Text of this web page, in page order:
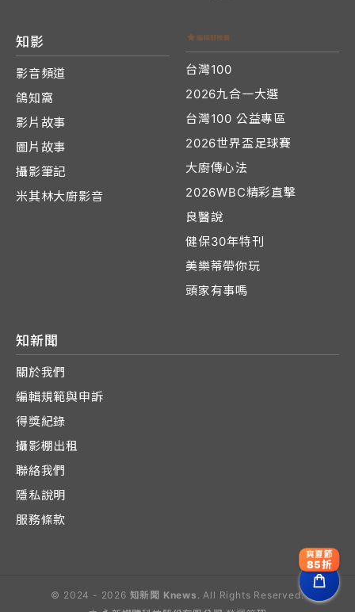
知影
影音頻道
鴿知窩
影片故事
圖片故事
攝影筆記
米其林大廚影音
台灣100
2026九合一大選
台灣100 公益專區
2026世界盃足球賽
大廚傳心法
2026WBC精彩直擊
良醫說
健保30年特刊
美樂蒂帶你玩
頭家有事嗎
知新聞
關於我們
編輯規範與申訴
得獎紀錄
攝影棚出租
聯絡我們
隱私說明
服務條款
© 2024 - 2026 知新聞 Knews . All Rights Reserved.
爽夏節
85折